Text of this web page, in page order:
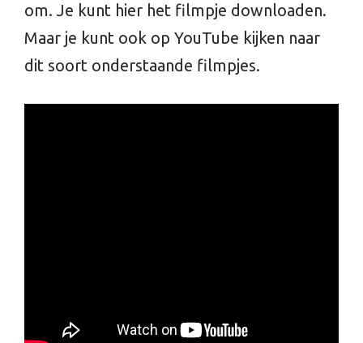
om. Je kunt hier het filmpje downloaden.
Maar je kunt ook op YouTube kijken naar
dit soort onderstaande filmpjes.